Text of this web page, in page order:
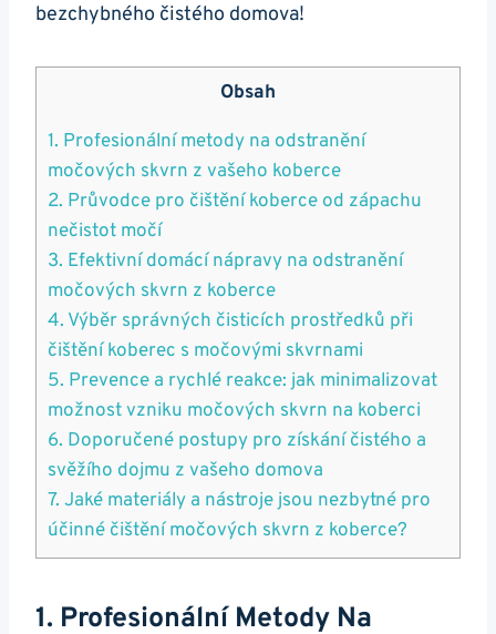
bezchybného čistého domova!
Obsah
1. Profesionální metody na odstranění
močových skvrn z vašeho koberce
2. Průvodce pro čištění koberce od zápachu
nečistot močí
3. Efektivní domácí nápravy na odstranění
močových skvrn z koberce
4. Výběr správných čisticích prostředků při
čištění koberec s močovými skvrnami
5. Prevence a rychlé reakce: jak minimalizovat
možnost vzniku močových skvrn na koberci
6. Doporučené postupy pro získání čistého a
svěžího dojmu z vašeho domova
7. Jaké materiály a nástroje jsou nezbytné pro
účinné čištění močových skvrn z koberce?
1. Profesionální Metody Na